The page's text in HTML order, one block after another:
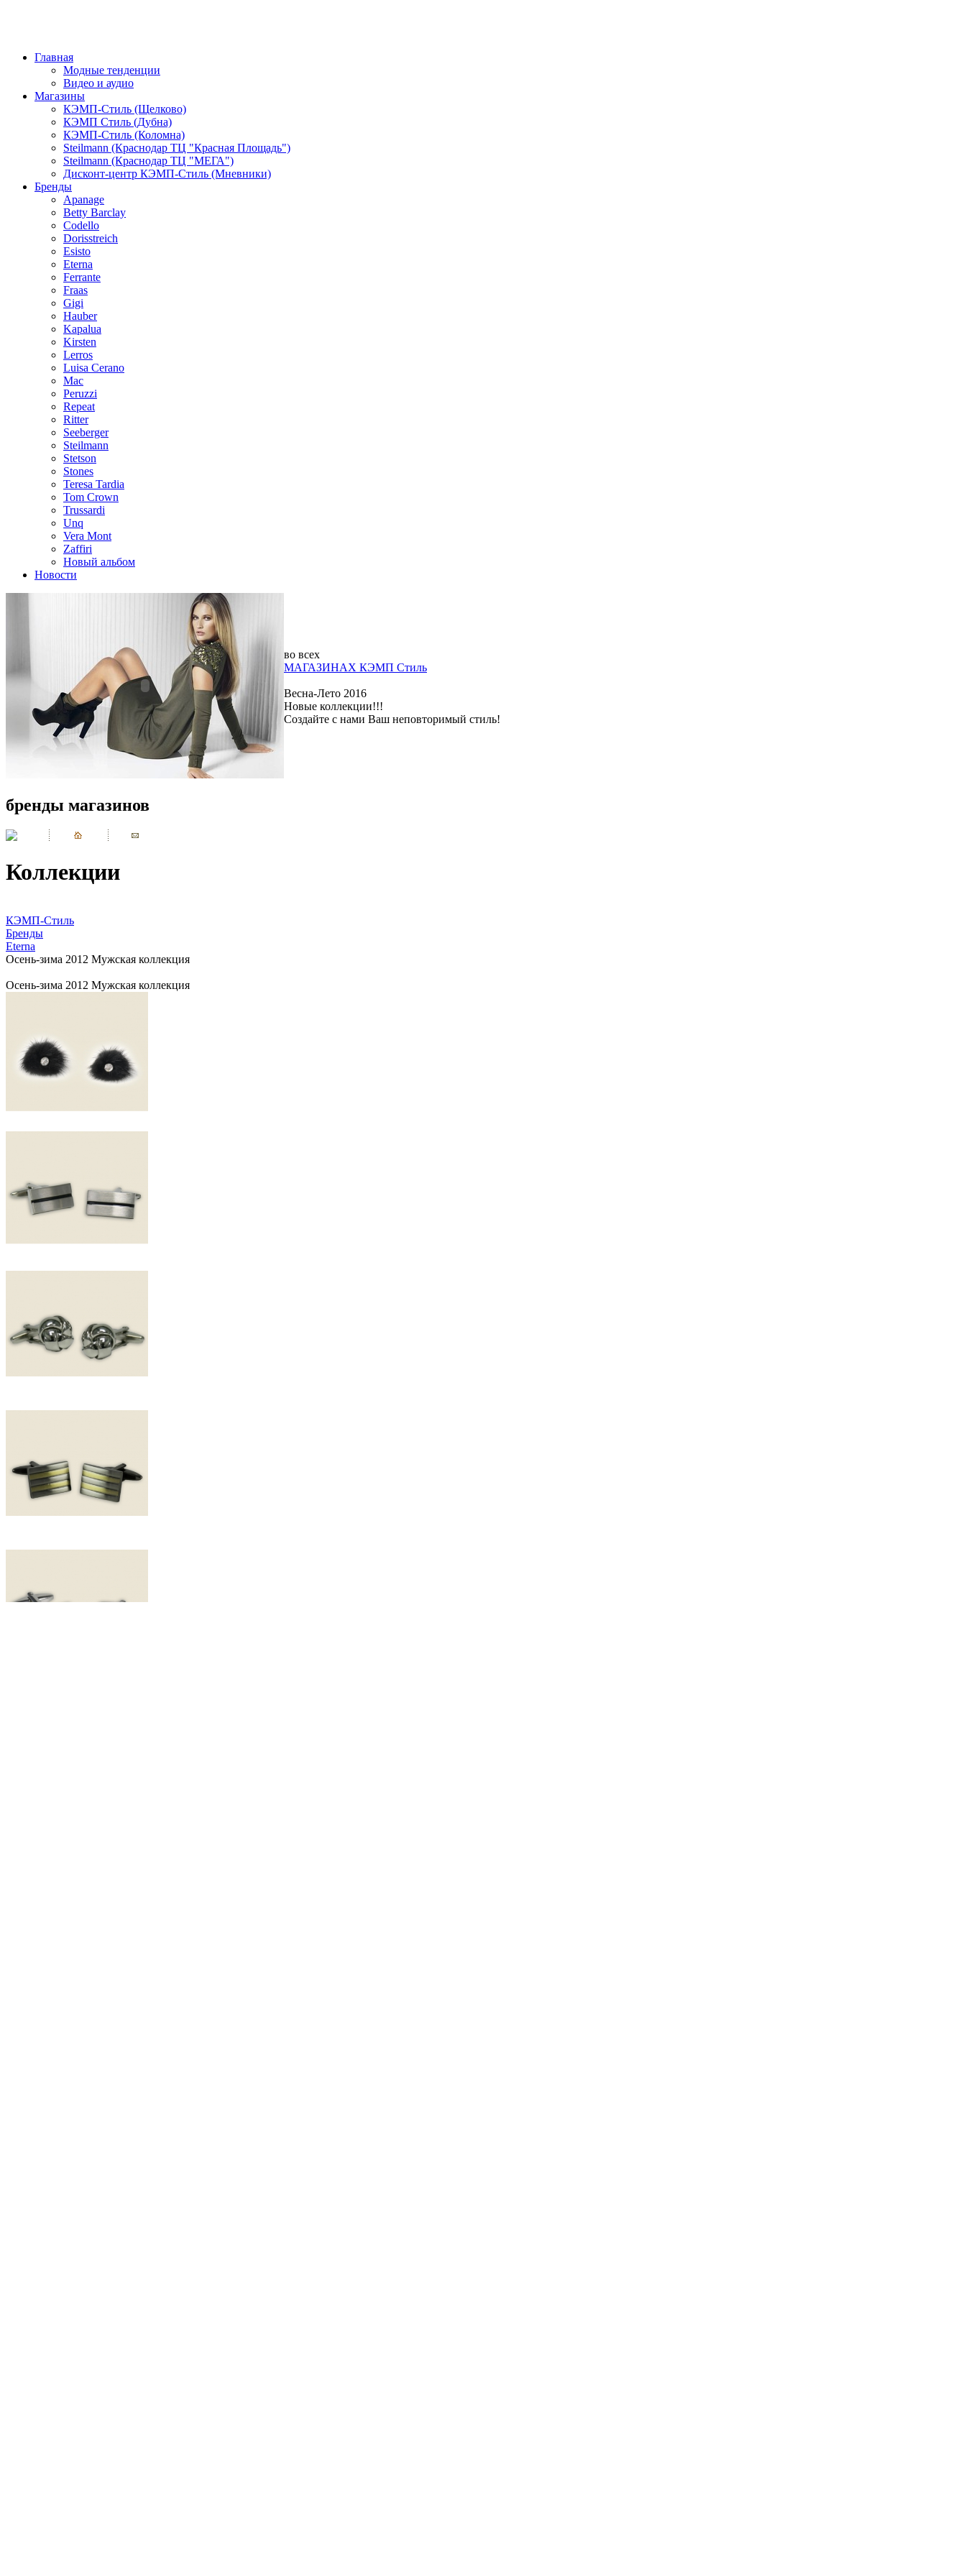
Главная
Модные тенденции
Видео и аудио
Магазины
КЭМП-Стиль (Щелково)
КЭМП Стиль (Дубна)
КЭМП-Стиль (Коломна)
Steilmann (Краснодар ТЦ "Красная Площадь")
Steilmann (Краснодар ТЦ "МЕГА")
Дисконт-центр КЭМП-Стиль (Мневники)
Бренды
Apanage
Betty Barclay
Codello
Dorisstreich
Esisto
Eterna
Ferrante
Fraas
Gigi
Hauber
Kapalua
Kirsten
Lerros
Luisa Cerano
Mac
Peruzzi
Repeat
Ritter
Seeberger
Steilmann
Stetson
Stones
Teresa Tardia
Tom Crown
Trussardi
Unq
Vera Mont
Zaffiri
Новый альбом
Новости
во всех
МАГАЗИНАХ КЭМП Стиль
Весна-Лето 2016
Новые коллекции!!!
Создайте с нами Ваш неповторимый стиль!
бренды магазинов
Коллекции
КЭМП-Стиль
Бренды
Eterna
Осень-зима 2012 Мужская коллекция
Осень-зима 2012 Мужская коллекция